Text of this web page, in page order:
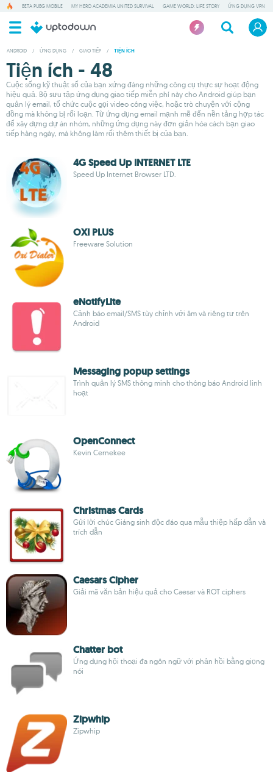
BETA PUBG MOBILE MY HERO ACADEMIA UNITED SURVIVAL GAME WORLD: LIFE STORY ỨNG DỤNG VPN
ANDROID / ỨNG DỤNG / GIAO TIẾP / TIỆN ÍCH
Tiện ích - 48
Cuộc sống kỹ thuật số của bạn xứng đáng những công cụ thực sự hoạt động
hiệu quả. Bộ sưu tập ứng dụng giao tiếp miễn phí này cho Android giúp bạn
quản lý email, tổ chức cuộc gọi video công việc, hoặc trò chuyện với cộng
đồng mà không bị rối loạn. Từ ứng dụng email mạnh mẽ đến nền tảng hợp tác
để xây dựng dự án nhóm, những ứng dụng này đơn giản hóa cách bạn giao
tiếp hàng ngày, mà không làm rối thêm thiết bị của bạn.
4G Speed Up INTERNET LTE
Speed Up Internet Browser LTD.
OXI PLUS
Freeware Solution
eNotifyLite
Cảnh báo email/SMS tùy chỉnh với âm và riêng tư trên
Android
Messaging popup settings
Trình quản lý SMS thông minh cho thông báo Android linh
hoạt
OpenConnect
Kevin Cernekee
Christmas Cards
Gửi lời chúc Giáng sinh độc đáo qua mẫu thiệp hấp dẫn và
trích dẫn
Caesars Cipher
Giải mã văn bản hiệu quả cho Caesar và ROT ciphers
Chatter bot
Ứng dụng hội thoại đa ngôn ngữ với phản hồi bằng giọng
nói
Zipwhip
Zipwhip